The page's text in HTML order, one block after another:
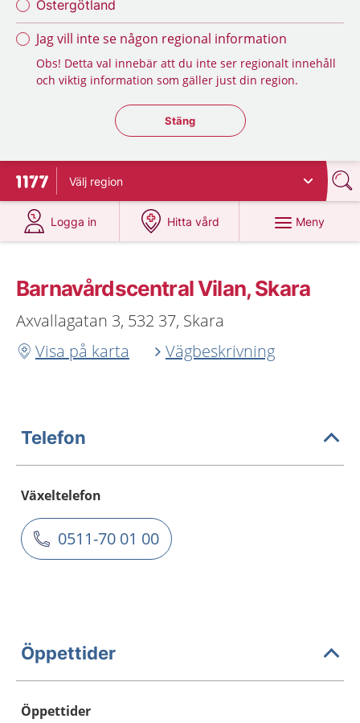
Östergötland
Jag vill inte se någon regional information
Obs! Detta val innebär att du inte ser regionalt innehåll
och viktig information som gäller just din region.
Stäng regionsväljaren
Stäng
Till startsidan för 1177
Välj region
Logga in
på 1177.se
Hitta vård
på 1177.se
Meny
Barnavårdscentral Vilan, Skara
Axvallagatan 3, 532 37, Skara
Visa på karta
Vägbeskrivning
Telefon
Växeltelefon
0511-70 01 00
Öppettider
Öppettider